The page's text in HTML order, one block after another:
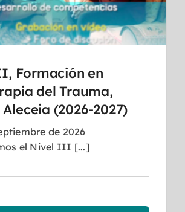
Formación en
del Trauma,
(2026-2027)
de 2026
comenzamos el Nivel III [...]